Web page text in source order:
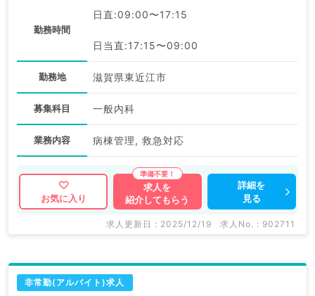
勤務時間
日直:09:00〜17:15
日当直:17:15〜09:00
勤務地 滋賀県東近江市
募集科目 一般内科
業務内容 病棟管理, 救急対応
お気に入り
求人を
紹介してもらう
詳細を
見る
求人更新日 : 2025/12/19 求人No. : 902711
非常勤(アルバイト)求人